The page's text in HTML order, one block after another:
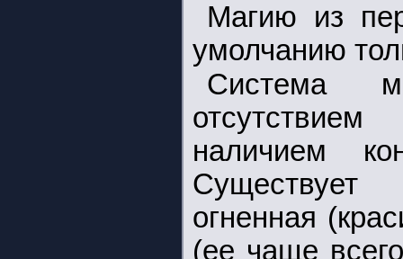
Магию из
умолчанию
Система
наличием
огненная
(ее чаще